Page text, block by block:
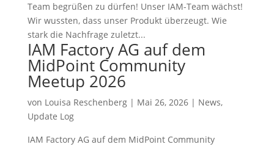
Team begrüßen zu dürfen! Unser IAM-Team wächst!
Wir wussten, dass unser Produkt überzeugt. Wie
stark die Nachfrage zuletzt...
IAM Factory AG auf dem
MidPoint Community
Meetup 2026
von Louisa Reschenberg| Mai 26, 2026| News,
Update Log
IAM Factory AG auf dem MidPoint Community